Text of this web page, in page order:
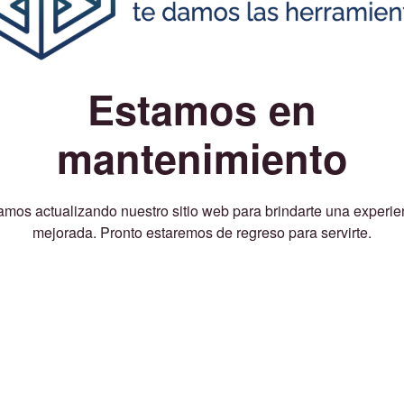
Estamos en
mantenimiento
actualizando nuestro sitio web para brindarte una
mejorada. Pronto estaremos de regreso para servirte.